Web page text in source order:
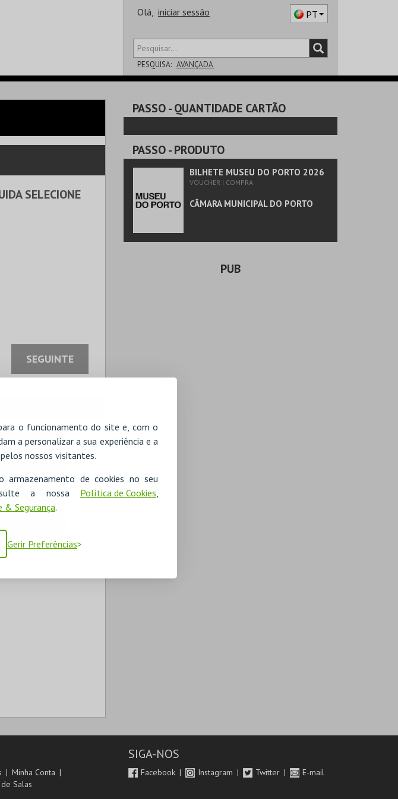
o funcionamento do site e, com o
a personalizar a sua experiência e a
nossos visitantes.
armazenamento de cookies no seu
a nossa Política de Cookies
& Segurança.
Gerir Preferências
Olá, iniciar sessão PT
PESQUISA: AVANÇADA
SELECIONE
SEGUINTE
AO MUSEU
PASSO- QUANTIDADE CARTÃO
PASSO- PRODUTO
BILHETE MUSEU DO PORTO 2026
VOUCHER | COMPRA
CÂMARA MUNICIPAL DO PORTO
PUB
Minha Conta
Salas
SIGA-NOS
Facebook Instagram Twitter E-mail